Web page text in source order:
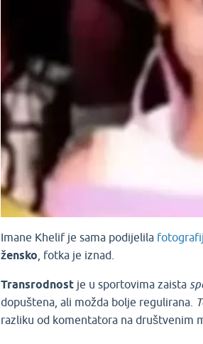
Imane Khelif je sama podijelila
žensko , fotka je iznad.
Transrodnost je u sportovima zaista
dopuštena, ali možda bolje regulirana.
razliku od komentatora na društvenim